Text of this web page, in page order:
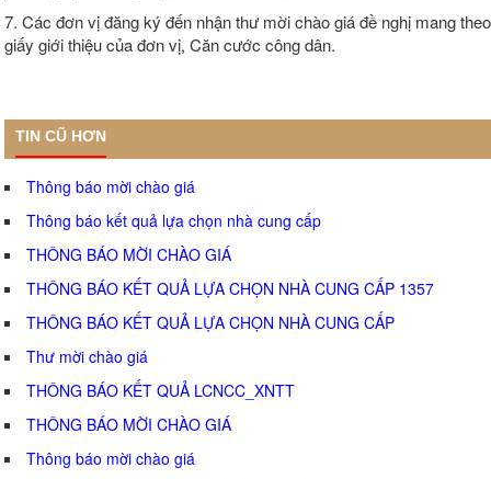
7. Các đơn vị đăng ký đến nhận thư mời chào giá đề nghị mang theo
giấy giới thiệu của đơn vị, Căn cước công dân.
TIN CŨ HƠN
Thông báo mời chào giá
Thông báo kết quả lựa chọn nhà cung cấp
THÔNG BÁO MỜI CHÀO GIÁ
THÔNG BÁO KẾT QUẢ LỰA CHỌN NHÀ CUNG CẤP 1357
THÔNG BÁO KẾT QUẢ LỰA CHỌN NHÀ CUNG CẤP
Thư mời chào giá
THÔNG BÁO KẾT QUẢ LCNCC_XNTT
THÔNG BÁO MỜI CHÀO GIÁ
Thông báo mời chào giá